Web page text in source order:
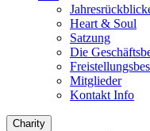
Heart & Soul
Satzung
Die
Mitglieder
Kontakt Info
Charity